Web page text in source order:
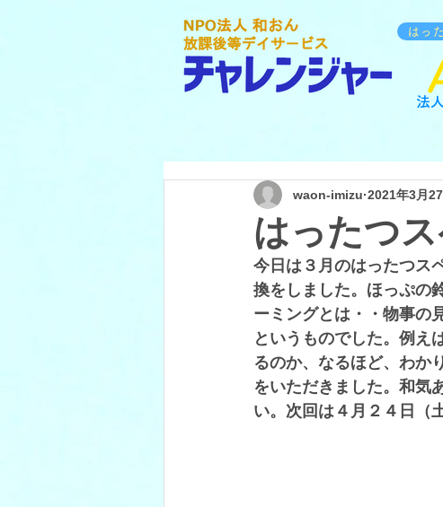
はっ
法
はったつ
waon-imizu 2021年3月
今日は３月のはったつス
換をしました。ほっぷの
ーミングとは・・物事の
というものでした。例え
るのか、なるほど、わか
をいただきました。和気
い。次回は４月２４日（